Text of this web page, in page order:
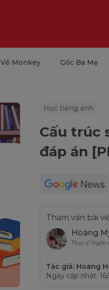
Về Monkey Góc Ba Mẹ
Học tiếng anh
Cấu trúc
đáp án
Tham vấn bài
Hoàng
Thạc sĩ Ngôn
Tác giả: Hoàng
Ngày cập nhật: